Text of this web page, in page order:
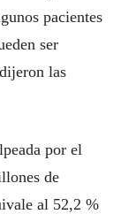
pacientes
ser
las
por el
de
al 52,2 %